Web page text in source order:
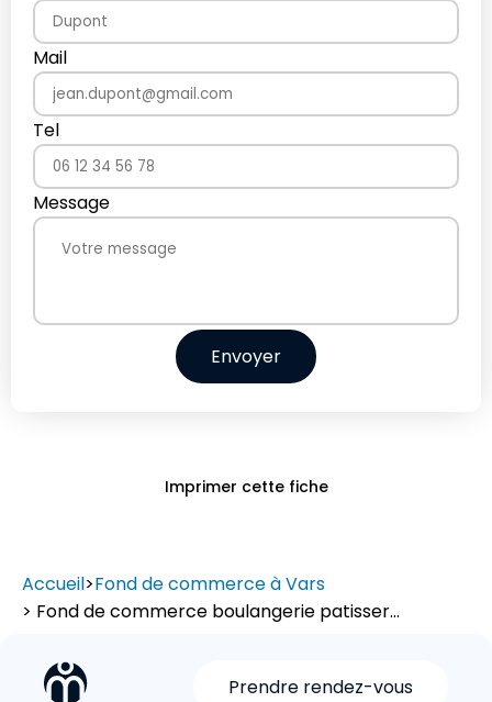
Mail
Tel
Message
Envoyer
Imprimer cette fiche
Accueil>Fond de commerce à Vars
> Fond de commerce boulangerie patisser...
Prendre rendez-vous